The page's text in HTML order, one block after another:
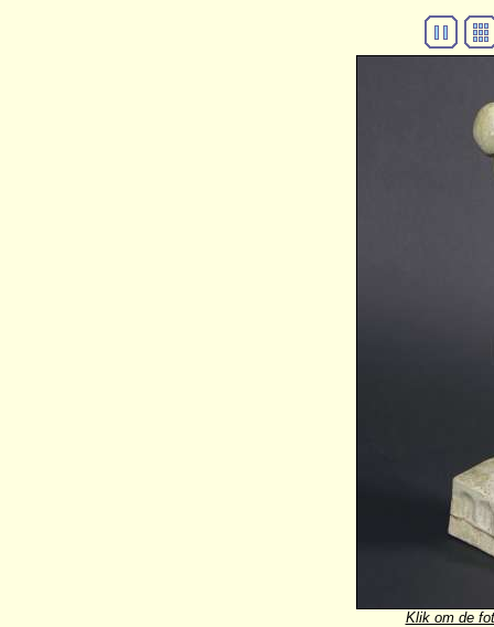
Klik om de